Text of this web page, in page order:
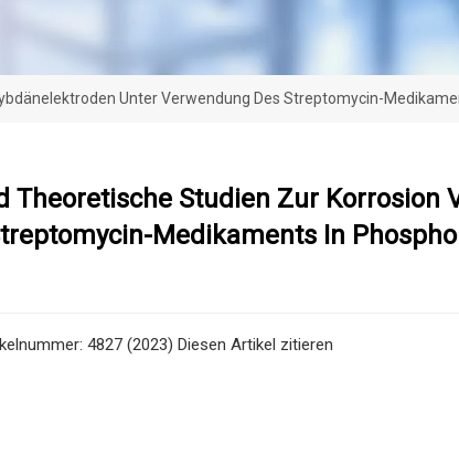
Unter Verwendung Des Streptomycin-
Theoretische Studien Zur Korrosion
Medikaments In
4827 (2023) Diesen Artikel zitieren